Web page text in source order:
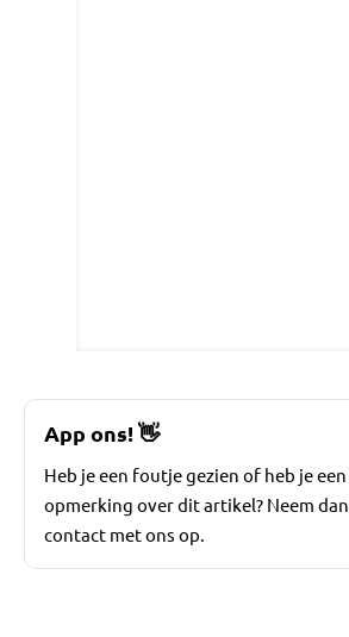
App ons!👋
Heb je een foutje gezien of heb je een
opmerking over dit artikel? Neem dan
contact met ons op.